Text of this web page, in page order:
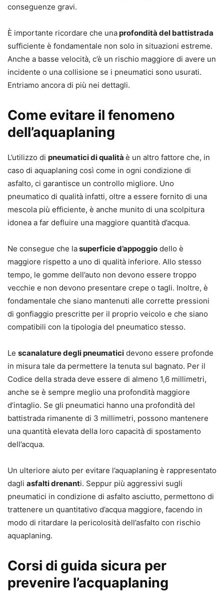
conseguenze gravi.
È importante ricordare che unaprofondità del battistrada
sufficiente è fondamentale non solo in situazioni estreme.
Anche a basse velocità, c’è un rischio maggiore di avere un
incidente o una collisione se i pneumatici sono usurati.
Entriamo ancora di più nei dettagli.
Come evitare il fenomeno
dell’aquaplaning
L’utilizzo di pneumatici di qualità è un altro fattore che, in
caso di aquaplaning così come in ogni condizione di
asfalto, ci garantisce un controllo migliore. Uno
pneumatico di qualità infatti, oltre a essere fornito di una
mescola più efficiente, è anche munito di una scolpitura
idonea a far defluire una maggiore quantità d’acqua.
Ne consegue che lasuperficie d’appoggio dello è
maggiore rispetto a uno di qualità inferiore. Allo stesso
tempo, le gomme dell’auto non devono essere troppo
vecchie e non devono presentare crepe o tagli. Inoltre, è
fondamentale che siano mantenuti alle corrette pressioni
di gonfiaggio prescritte per il proprio veicolo e che siano
compatibili con la tipologia del pneumatico stesso.
Le scanalature degli pneumatici devono essere profonde
in misura tale da permettere la tenuta sul bagnato. Per il
Codice della strada deve essere di almeno 1,6 millimetri,
anche se è sempre meglio una profondità maggiore
d’intaglio. Se gli pneumatici hanno una profondità del
battistrada rimanente di 3 millimetri, possono mantenere
una quantità elevata della loro capacità di spostamento
dell’acqua.
Un ulteriore aiuto per evitare l’aquaplaning è rappresentato
dagli asfalti drenanti. Seppur più aggressivi sugli
pneumatici in condizione di asfalto asciutto, permettono di
trattenere un quantitativo d’acqua maggiore, facendo in
modo di ritardare la pericolosità dell’asfalto con rischio
aquaplaning.
Corsi di guida sicura per
prevenire l’acquaplaning